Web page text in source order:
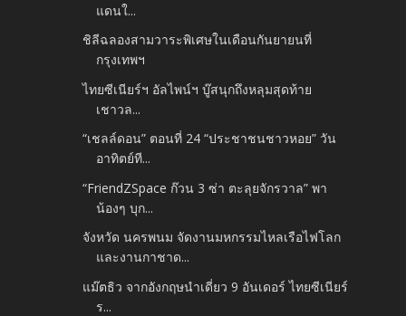
แดนใ...
ชิลีฉลองสามวาระพิเศษในเดือนกันยายนที่
กรุงเทพฯ
ไทยซีเนียร์ฯ อัลไพน์ฯ บู๊สนุกถึงหลุมสุดท้าย
เชาวล...
“เชลล์ดอน” ตอนที่ 24 “ประชาชนชาวหอย” วัน
อาทิตย์ที...
“FriendZSpace ก๊วน 3 ซ่า ตะลุยจักรวาล” พา
น้องๆ บุก...
จังหวัด นครพนม จัดงานมหกรรมไหลเรือไฟโลก
และงานกาชาด...
แม๊ตธิว จากอังกฤษนำเดี่ยว 9 อันเดอร์ ไทยซีเนียร์
ร...